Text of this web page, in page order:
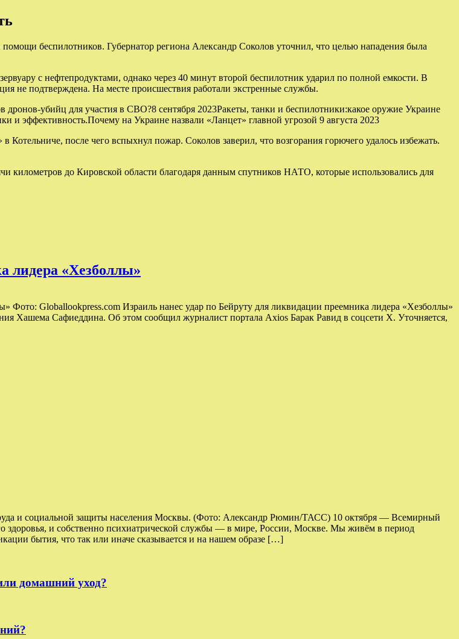
беспилотников. Губернатор региона Александр Соколов уточнил, что целью нападения была
с нефтепродуктами, однако через 40 минут второй беспилотник ударил по полной емкости. В
не подтверждена. На месте происшествия работали экстренные службы.
убийц для участия в СВО?8 сентября 2023Ракеты, танки и беспилотники:какое оружие Украине
и эффективность.Почему на Украине назвали «Ланцет» главной угрозой 9 августа 2023
после чего вспыхнул пожар. Соколов заверил, что возгорания горючего удалось избежать.
километров до Кировской области благодаря данным спутников НАТО, которые использовались для
лидера «Хезболлы»
Фото: Globallookpress.com Израиль нанес удар по Бейруту для ликвидации преемника лидера «Хезболлы»
Хашема Сафиеддина. Об этом сообщил журналист портала Axios Барак Равид в соцсети X. Уточняется,
и социальной защиты населения Москвы. (Фото: Александр Рюмин/ТАСС) 10 октября — Всемирный
здоровья, и собственно психиатрической службы — в мире, России, Москве. Мы живём в период
бытия, что так или иначе сказывается и на нашем образе […]
домашний уход?